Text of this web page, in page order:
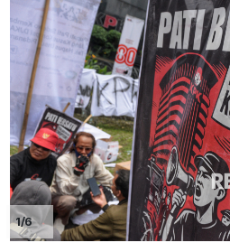
1/6